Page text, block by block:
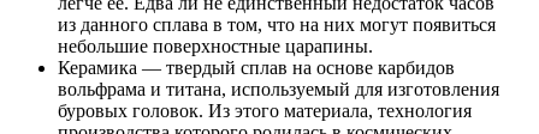
из данного сплава в том, что на них могут появиться
небольшие поверхностные царапины.
Керамика — твердый сплав на основе карбидов
вольфрама и титана, используемый для изготовления
буровых головок. Из этого материала, технология